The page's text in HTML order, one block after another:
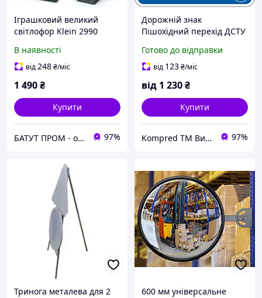
Іграшковий великий
світлофор Klein 2990
В наявності
від248₴/міс
1 490₴
Купити
БАТУТ ПРОМ - онлайн супермаркет для дітей та батьків 97%
Дорожній знак
Пішохідний перехід ДСТУ
Готово до відправки
від 123₴/міс
від 1 230₴
Купити
Kompred TM Виробниче підприємство 97%
Тринога металева для 2
600 мм універсальне